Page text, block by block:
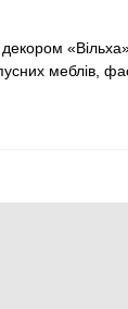
меблів,